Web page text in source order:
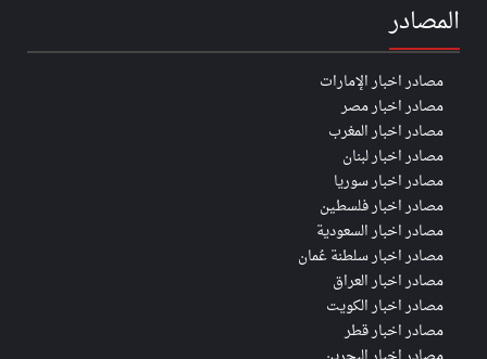
المصادر
مصادر اخبار الإمارات
مصادر اخبار مصر
مصادر اخبار المغرب
مصادر اخبار لبنان
مصادر اخبار سوريا
مصادر اخبار فلسطين
مصادر اخبار السعودية
مصادر اخبار سلطنة عُمان
مصادر اخبار العراق
مصادر اخبار الكويت
مصادر اخبار قطر